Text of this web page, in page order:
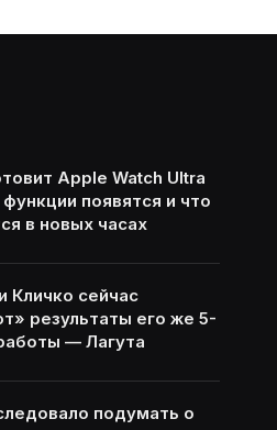
Apple Watch Ultra
появятся и что
в новых часах
Кличко сейчас
результаты его же 5-
— Лагута
подумать о